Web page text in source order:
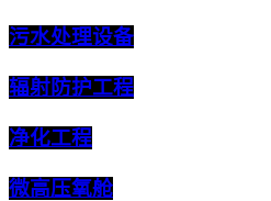
污水处理设备
辐射防护工程
净化工程
微高压氧舱